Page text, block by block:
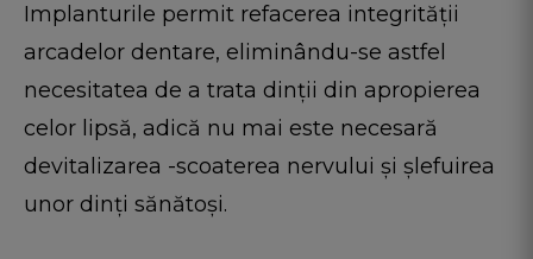
Implanturile permit refacerea integrității
arcadelor dentare, eliminându-se astfel
necesitatea de a trata dinții din apropierea
celor lipsă, adică nu mai este necesară
devitalizarea -scoaterea nervului şi şlefuirea
unor dinți sănătoși.